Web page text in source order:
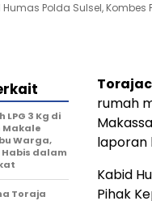
Humas Polda Sulsel,
rumah
laporan
Kabid
Pihak
LPG 3 Kg di
Warga,
Habis dalam
Toraja